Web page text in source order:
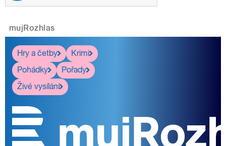
mujRozhlas
Hry a četby
Krimi
Pohádky
Pořady
Živé vysílání